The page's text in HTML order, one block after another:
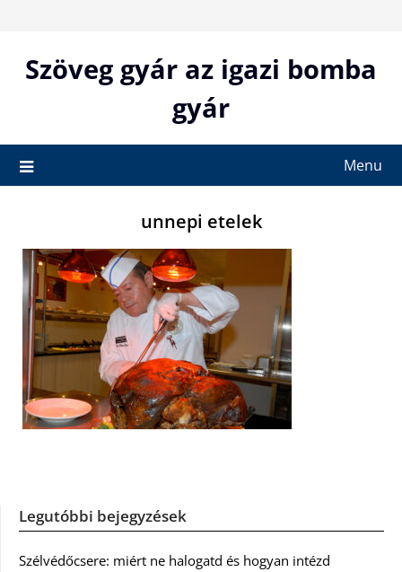
contentSzöveg gyár az igazi bomba
gyár
Menu
unnepi etelek
Legutóbbi bejegyzések
Szélvédőcsere: miért ne halogatd és hogyan intézd